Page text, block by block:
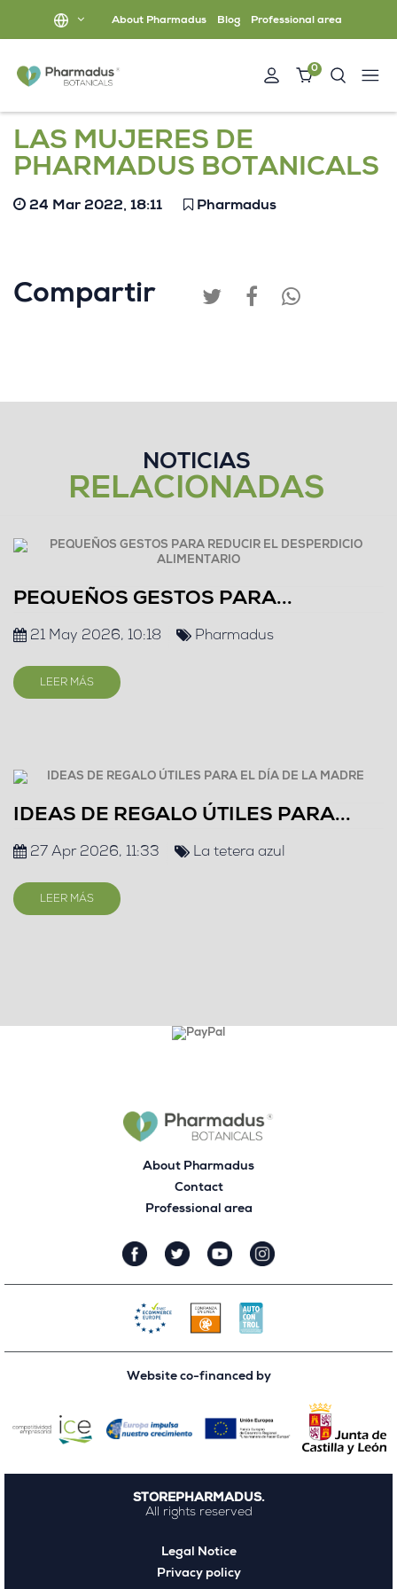
About Pharmadus Blog Professional area
0
LAS MUJERES DE
PHARMADUS BOTANICALS
24 Mar 2022, 18:11 Pharmadus
Compartir
NOTICIAS
RELACIONADAS
PEQUEÑOS GESTOS PARA...
21 May 2026, 10:18 Pharmadus
LEER MÁS
IDEAS DE REGALO ÚTILES PARA...
27 Apr 2026, 11:33 La tetera azul
LEER MÁS
About Pharmadus
Contact
Professional area
Website co-financed by
STOREPHARMADUS.
All rights reserved
Legal Notice
Privacy policy